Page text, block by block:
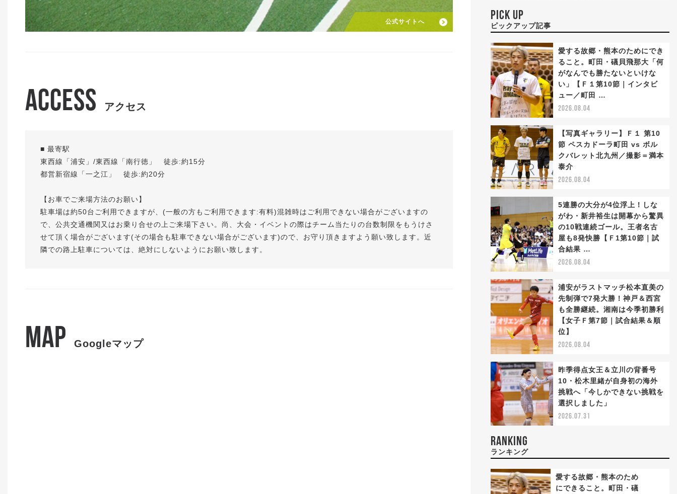
公式サイトへ
ACCESS アクセス
■ 最寄駅
東西線「浦安」/東西線「南行徳」 徒歩:約15分
都営新宿線「一之江」 徒歩:約20分
【お車でご来場方法のお願い】
駐車場は約50台ご利用できますが、(一般の方もご利用できます:有料)混雑時はご利用できない場合がございますの
で、公共交通機関又はお乗り合せの上ご来場下さい。尚、大会・イベントの際はチーム当たりの台数制限をもうけさ
せて頂く場合がございます(その場合も駐車できない場合がございます)ので、お守り頂きますよう願い致します。近
隣での路上駐車については、絶対にしないようにお願い致します。
MAP Googleマップ
PICK UP
ピックアップ記事
愛する故郷・熊本のためにでき
ること。町田・礒貝飛那大「何
がなんでも勝たないといけな
い」【Ｆ１第10節｜インタビ
ュー／町田 …
2026.08.04
【写真ギャラリー】Ｆ１ 第10
節 ペスカドーラ町田 vs ボル
クバレット北九州／撮影＝満本
泰介
2026.08.04
5連勝の大分が4位浮上！しな
がわ・新井裕生は開幕から驚異
の10戦連続ゴール。王者名古
屋も8発快勝【Ｆ1第10節｜試
合結果 …
2026.08.04
浦安がラストマッチ松本直美の
先制弾で7発大勝！神戸＆西宮
も全勝継続。湘南は今季初勝利
【女子Ｆ第7節｜試合結果＆順
位】
2026.08.04
昨季得点女王＆立川の背番号
10・松木里緒が自身初の海外
挑戦へ「今しかできない挑戦を
選択しました」
2026.07.31
RANKING
ランキング
愛する故郷・熊本のため
にできること。町田・礒